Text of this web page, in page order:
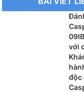
với
độc